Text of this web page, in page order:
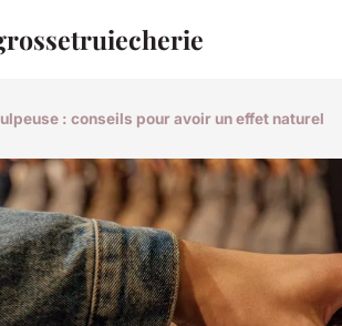
: conseils pour avoir un effet naturel